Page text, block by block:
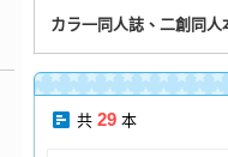
カラ一同人誌、二創同人
共 29 本